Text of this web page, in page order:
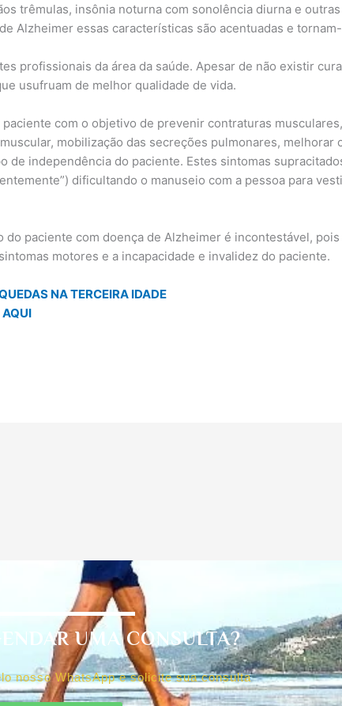
trêmulas, insônia noturna com sonolência diurna e
Alzheimer essas características são acentuadas e
profissionais da área da saúde. Apesar de não existir
usufruam de melhor qualidade de vida.
com o objetivo de prevenir contraturas
mobilização das secreções pulmonares,
de independência do paciente. Estes sintomas
dificultando o manuseio com a pessoa para
paciente com doença de Alzheimer é incontestável,
motores e a incapacidade e invalidez do paciente.
NA TERCEIRA IDADE
UMA CONSULTA?
nosso WhatsApp e solicite sua consulta